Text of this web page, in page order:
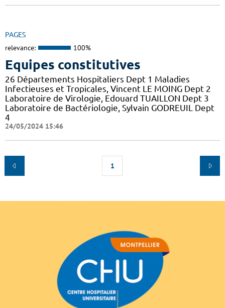
PAGES
relevance: 100%
Equipes constitutives
26 Départements Hospitaliers Dept 1 Maladies
Infectieuses et Tropicales, Vincent LE MOING Dept 2
Laboratoire de Virologie, Edouard TUAILLON Dept 3
Laboratoire de Bactériologie, Sylvain GODREUIL Dept
4
24/05/2024 15:46
1